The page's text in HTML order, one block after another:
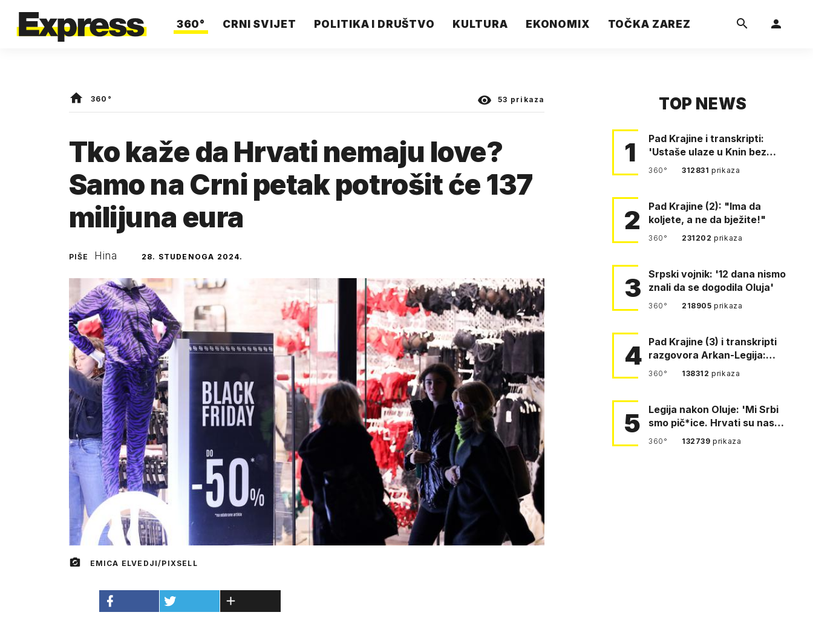
360° CRNI SVIJET POLITIKA I DRUŠTVO KULTURA EKONOMIX TOČKA ZAREZ
360° 53 prikaza
Tko kaže da Hrvati nemaju love?
Samo na Crni petak potrošit će 137
milijuna eura
PIŠE Hina 28. STUDENOGA 2024.
EMICA ELVEDJI/PIXSELL
TOP NEWS
1
Pad Krajine i transkripti:
'Ustaše ulaze u Knin bez
borbe. Mile, ovo je bežanij…
360° 312831prikaza
2
Pad Krajine (2): "Ima da
koljete, a ne da bježite!"
360° 231202prikaza
3
Srpski vojnik: '12 dana nismo
znali da se dogodila Oluja'
360° 218905prikaza
4 Pad Krajine (3) i transkripti
razgovora Arkan-Legija:
'Čujem, prelazite ustašam…
360° 138312prikaza
5
Legija nakon Oluje: 'Mi Srbi
smo pič*ice. Hrvati su nas
pomeli!'
360° 132739prikaza